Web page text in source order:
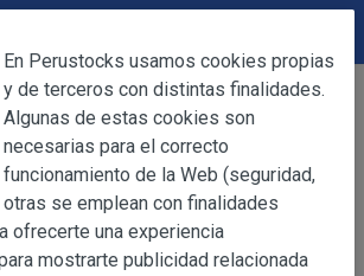
Otras conservas
La Costeña 220g
En Perustocks usamos cookies propias
y de terceros con distintas finalidades.
Algunas de estas cookies son
necesarias para el correcto
funcionamiento de la Web (seguridad,
otras se emplean con finalidades
ofrecerte una experiencia
mostrarte publicidad relacionada